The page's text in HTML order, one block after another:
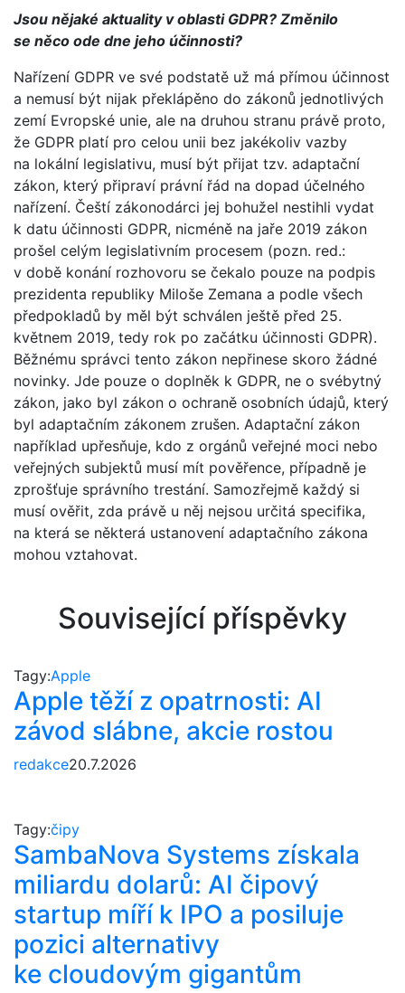
Jsou nějaké aktuality v oblasti GDPR? Změnilo
se něco ode dne jeho účinnosti?
Nařízení GDPR ve své podstatě už má přímou účinnost
a nemusí být nijak překlápěno do zákonů jednotlivých
zemí Evropské unie, ale na druhou stranu právě proto,
že GDPR platí pro celou unii bez jakékoliv vazby
na lokální legislativu, musí být přijat tzv. adaptační
zákon, který připraví právní řád na dopad účelného
nařízení. Čeští zákonodárci jej bohužel nestihli vydat
k datu účinnosti GDPR, nicméně na jaře 2019 zákon
prošel celým legislativním procesem (pozn. red.:
v době konání rozhovoru se čekalo pouze na podpis
prezidenta republiky Miloše Zemana a podle všech
předpokladů by měl být schválen ještě před 25.
květnem 2019, tedy rok po začátku účinnosti GDPR).
Běžnému správci tento zákon nepřinese skoro žádné
novinky. Jde pouze o doplněk k GDPR, ne o svébytný
zákon, jako byl zákon o ochraně osobních údajů, který
byl adaptačním zákonem zrušen. Adaptační zákon
například upřesňuje, kdo z orgánů veřejné moci nebo
veřejných subjektů musí mít pověřence, případně je
zprošťuje správního trestání. Samozřejmě každý si
musí ověřit, zda právě u něj nejsou určitá specifika,
na která se některá ustanovení adaptačního zákona
mohou vztahovat.
Související příspěvky
Tagy:Apple
Apple těží z opatrnosti: AI
závod slábne, akcie rostou
redakce20.7.2026
Tagy:čipy
SambaNova Systems získala
miliardu dolarů: AI čipový
startup míří k IPO a posiluje
pozici alternativy
ke cloudovým gigantům